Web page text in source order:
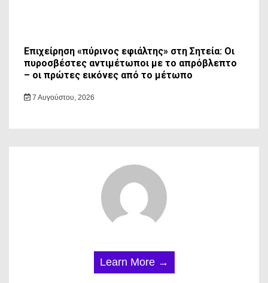
Επιχείρηση «πύρινος εφιάλτης» στη Σητεία: Οι
πυροσβέστες αντιμέτωποι με το απρόβλεπτο
– οι πρώτες εικόνες από το μέτωπο
7 Αυγούστου, 2026
Learn More →